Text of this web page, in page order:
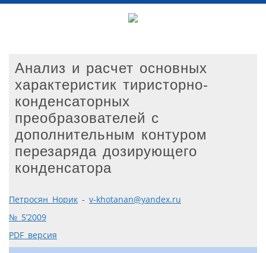
Анализ и расчет основных
характеристик тиристорно-
конденсаторных
преобразователей с
дополнительным контуром
перезаряда дозирующего
конденсатора
Петросян Норик - v-khotanan@yandex.ru
№ 5’2009
PDF версия